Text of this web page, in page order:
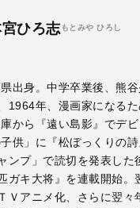
ひろ志 もとみや ひろし
出身。中学卒業後、熊谷
1964年、漫画家になるた
から『遠い島影』でデビ
供」に『松ぼっくりの詩
ンプ」で読切を発表した
ガキ大将』を連載開始。
Ｖアニメ化、さらに翌々